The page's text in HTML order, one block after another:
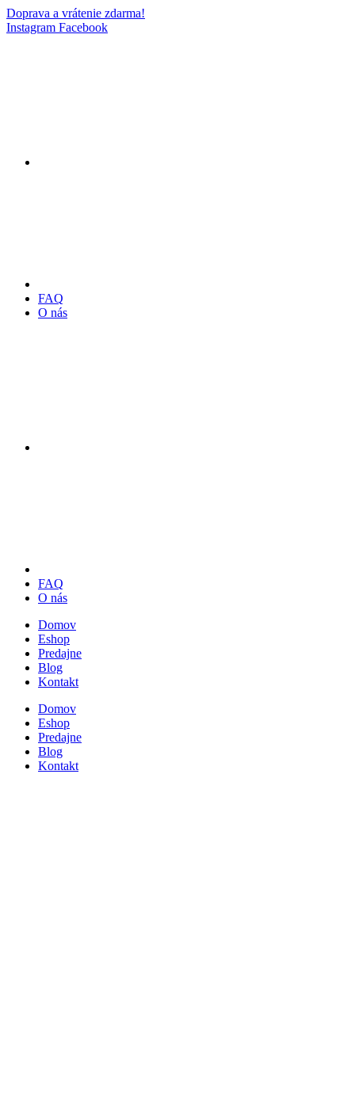
Doprava a vrátenie zdarma!
Instagram Facebook
FAQ
O nás
FAQ
O nás
Domov
Eshop
Predajne
Blog
Kontakt
Domov
Eshop
Predajne
Blog
Kontakt